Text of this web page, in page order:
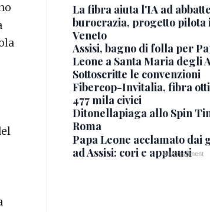
La fibra aiuta l'IA ad
burocrazia, progetto pilota
Veneto
Assisi, bagno di folla per
Leone a Santa Maria degli
Sottoscritte le convenzioni
Fibercop-Invitalia, fibra
477 mila civici
Ditonellapiaga allo Spin
Roma
Papa Leone acclamato dai
ad Assisi: cori e applausi